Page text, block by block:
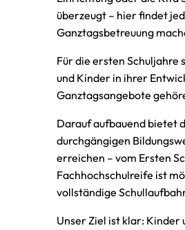
überzeugt – hier findet
Ganztagsbetreuung
Für die ersten Schuljahre
und Kinder in ihrer
Ganztagsangebote
Darauf aufbauend bietet
durchgängigen
erreichen – vom Ersten
Fachhochschulreife ist
vollständige
Unser Ziel ist klar: Kinder